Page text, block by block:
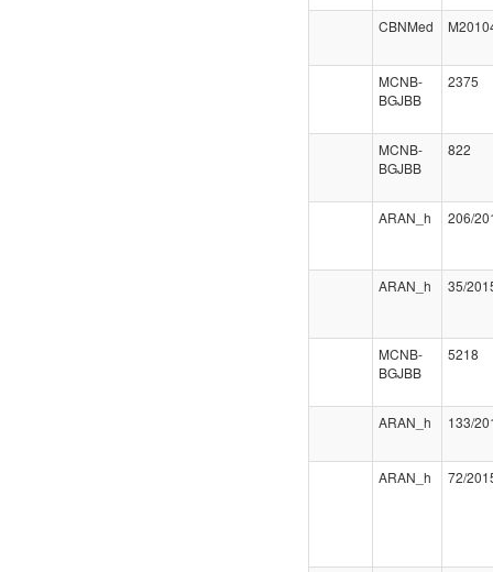
CBNMed
MCNB-
BGJBB
2375
MCNB-
BGJBB
822
ARAN_h 206/
ARAN_h 35/
MCNB-
BGJBB
5218
ARAN_h 133/
ARAN_h 72/